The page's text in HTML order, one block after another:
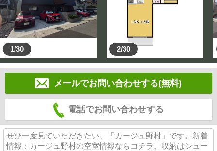
1/30 2/30
メールでお問い合わせする(無料)
電話でお問い合わせする
ぜひ一度見ていただきたい、「カージュ野村」です。新着
情報：カージュ野村の空室情報ならコチラ。収納はシュー